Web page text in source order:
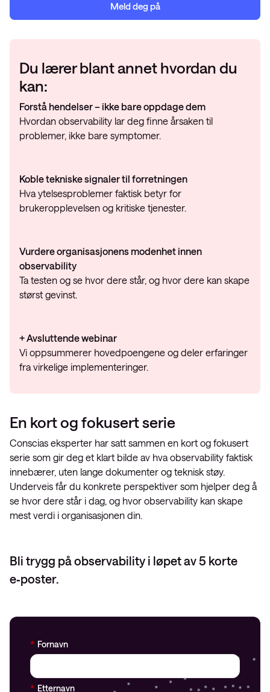
Meld deg på
Du lærer blant annet hvordan du
kan:
Forstå hendelser – ikke bare oppdage dem
Hvordan observability lar deg finne årsaken til
problemer, ikke bare symptomer.
Koble tekniske signaler til forretningen
Hva ytelsesproblemer faktisk betyr for
brukeropplevelsen og kritiske tjenester.
Vurdere organisasjonens modenhet innen
observability
Ta testen og se hvor dere står, og hvor dere kan skape
størst gevinst.
+ Avsluttende webinar
Vi oppsummerer hovedpoengene og deler erfaringer
fra virkelige implementeringer.
En kort og fokusert serie
Conscias eksperter har satt sammen en kort og fokusert
serie som gir deg et klart bilde av hva observability faktisk
innebærer, uten lange dokumenter og teknisk støy.
Underveis får du konkrete perspektiver som hjelper deg å
se hvor dere står i dag, og hvor observability kan skape
mest verdi i organisasjonen din.
Bli trygg på observability i løpet av 5 korte
e‑poster.
* Fornavn
* Etternavn